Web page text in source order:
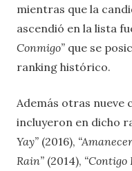
mientras que la
ascendió en la lista
Conmigo” que se
ranking histórico.
Además otras nueve
incluyeron en dicho
Yay” (2016),
Rain” (2014), “Contigo